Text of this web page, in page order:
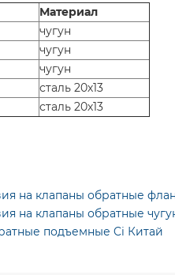
Материал
чугун
чугун
чугун
сталь 20х13
сталь 20х13
на клапаны обратные
на клапаны обратные
подъемные Ci Китай